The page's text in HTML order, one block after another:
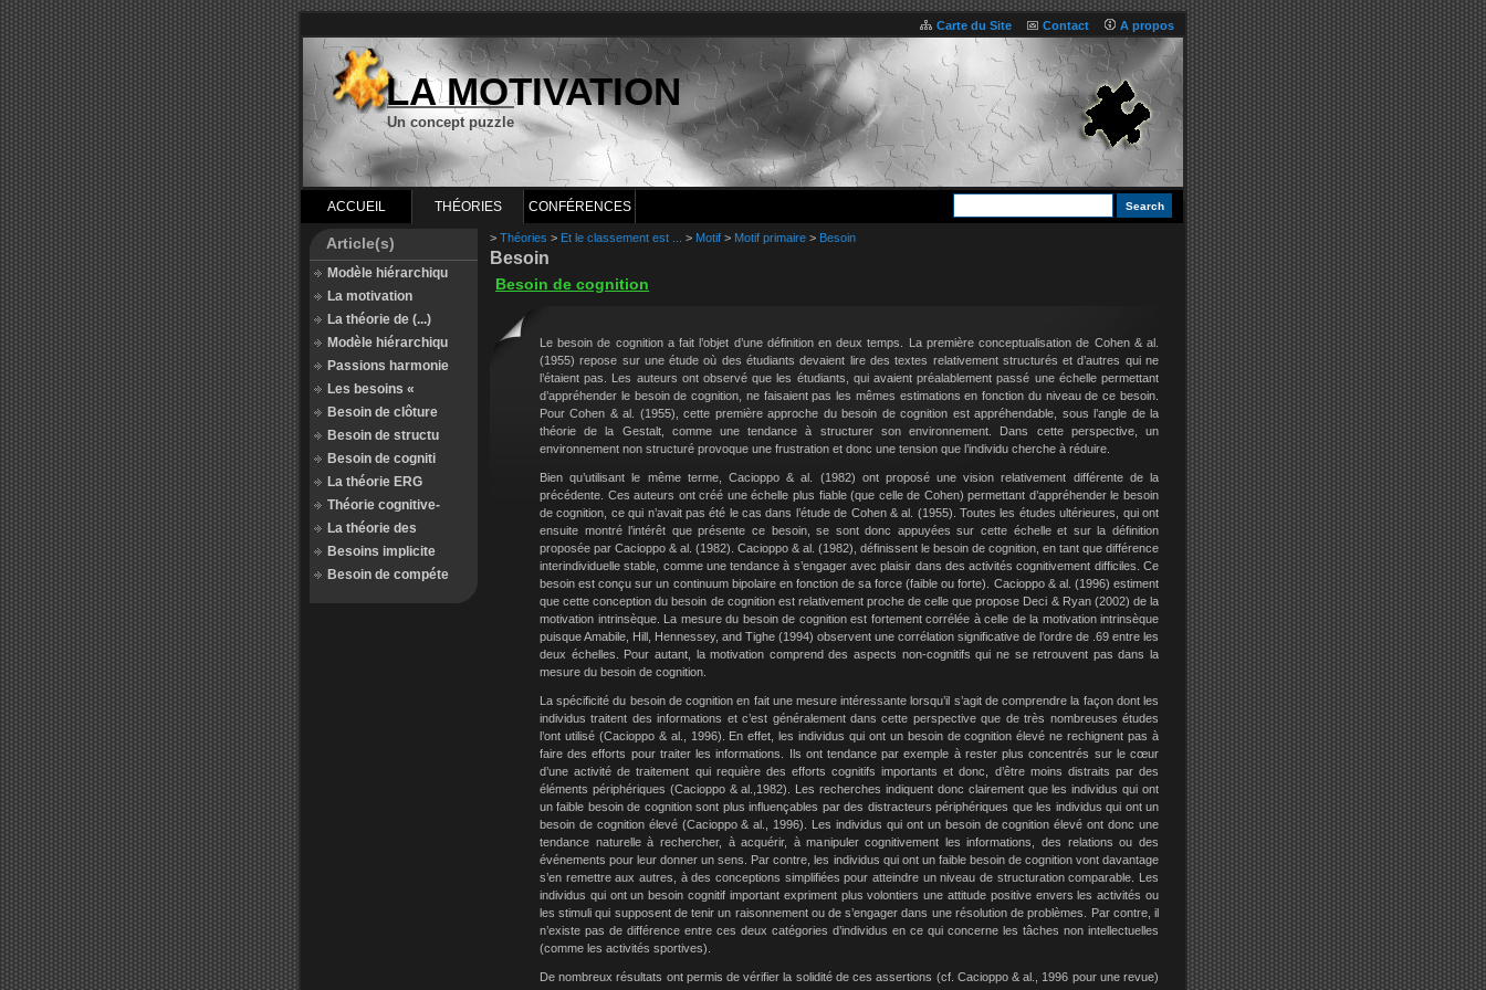
Carte du Site Contact A propos
LA MOTIVATION
Un concept puzzle
ACCUEIL THÉORIES CONFÉRENCES
Article(s)
Modèle hiérarchiqu
La motivation
La théorie de (...)
Modèle hiérarchiqu
Passions harmonie
Les besoins «
Besoin de clôture
Besoin de structu
Besoin de cogniti
La théorie ERG
Théorie cognitive-
La théorie des
Besoins implicite
Besoin de compéte
> Théories > Et le classement est ... > Motif > Motif primaire > Besoin
Besoin
Besoin de cognition
Le besoin de cognition a fait l’objet d’une définition en deux temps. La première conceptualisation de Cohen & al.
(1955) repose sur une étude où des étudiants devaient lire des textes relativement structurés et d’autres qui ne
l’étaient pas. Les auteurs ont observé que les étudiants, qui avaient préalablement passé une échelle permettant
d’appréhender le besoin de cognition, ne faisaient pas les mêmes estimations en fonction du niveau de ce besoin.
Pour Cohen & al. (1955), cette première approche du besoin de cognition est appréhendable, sous l’angle de la
théorie de la Gestalt, comme une tendance à structurer son environnement. Dans cette perspective, un
environnement non structuré provoque une frustration et donc une tension que l’individu cherche à réduire.
Bien qu’utilisant le même terme, Cacioppo & al. (1982) ont proposé une vision relativement différente de la
précédente. Ces auteurs ont créé une échelle plus fiable (que celle de Cohen) permettant d’appréhender le besoin
de cognition, ce qui n’avait pas été le cas dans l’étude de Cohen & al. (1955). Toutes les études ultérieures, qui ont
ensuite montré l’intérêt que présente ce besoin, se sont donc appuyées sur cette échelle et sur la définition
proposée par Cacioppo & al. (1982). Cacioppo & al. (1982), définissent le besoin de cognition, en tant que différence
interindividuelle stable, comme une tendance à s’engager avec plaisir dans des activités cognitivement difficiles. Ce
besoin est conçu sur un continuum bipolaire en fonction de sa force (faible ou forte). Cacioppo & al. (1996) estiment
que cette conception du besoin de cognition est relativement proche de celle que propose Deci & Ryan (2002) de la
motivation intrinsèque. La mesure du besoin de cognition est fortement corrélée à celle de la motivation intrinsèque
puisque Amabile, Hill, Hennessey, and Tighe (1994) observent une corrélation significative de l’ordre de .69 entre les
deux échelles. Pour autant, la motivation comprend des aspects non-cognitifs qui ne se retrouvent pas dans la
mesure du besoin de cognition.
La spécificité du besoin de cognition en fait une mesure intéressante lorsqu’il s’agit de comprendre la façon dont les
individus traitent des informations et c’est généralement dans cette perspective que de très nombreuses études
l’ont utilisé (Cacioppo & al., 1996). En effet, les individus qui ont un besoin de cognition élevé ne rechignent pas à
faire des efforts pour traiter les informations. Ils ont tendance par exemple à rester plus concentrés sur le cœur
d’une activité de traitement qui requière des efforts cognitifs importants et donc, d’être moins distraits par des
éléments périphériques (Cacioppo & al.,1982). Les recherches indiquent donc clairement que les individus qui ont
un faible besoin de cognition sont plus influençables par des distracteurs périphériques que les individus qui ont un
besoin de cognition élevé (Cacioppo & al., 1996). Les individus qui ont un besoin de cognition élevé ont donc une
tendance naturelle à rechercher, à acquérir, à manipuler cognitivement les informations, des relations ou des
événements pour leur donner un sens. Par contre, les individus qui ont un faible besoin de cognition vont davantage
s’en remettre aux autres, à des conceptions simplifiées pour atteindre un niveau de structuration comparable. Les
individus qui ont un besoin cognitif important expriment plus volontiers une attitude positive envers les activités ou
les stimuli qui supposent de tenir un raisonnement ou de s’engager dans une résolution de problèmes. Par contre, il
n’existe pas de différence entre ces deux catégories d’individus en ce qui concerne les tâches non intellectuelles
(comme les activités sportives).
De nombreux résultats ont permis de vérifier la solidité de ces assertions (cf. Cacioppo & al., 1996 pour une revue)